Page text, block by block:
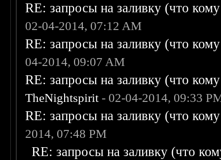
RE: запросы на заливку (что
02-04-2014, 07:12 AM
RE: запросы на заливку (что
04-2014, 09:07 AM
RE: запросы на заливку (что
TheNightspirit - 02-04-2014, 09:33
RE: запросы на заливку (что
2014, 07:48 PM
RE: запросы на заливку (что